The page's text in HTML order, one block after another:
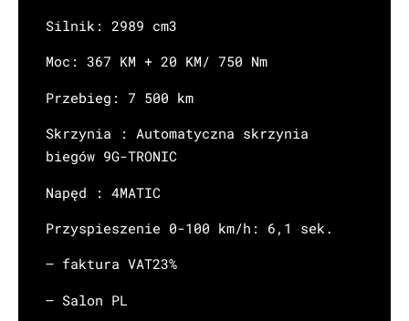
Silnik: 2989 cm3
Moc: 367 KM + 20 KM/ 750 Nm
Przebieg: 7 500 km
Skrzynia : Automatyczna skrzynia
biegów 9G-TRONIC
Napęd : 4MATIC
Przyspieszenie 0-100 km/h: 6,1 sek.
– faktura VAT23%
– Salon PL